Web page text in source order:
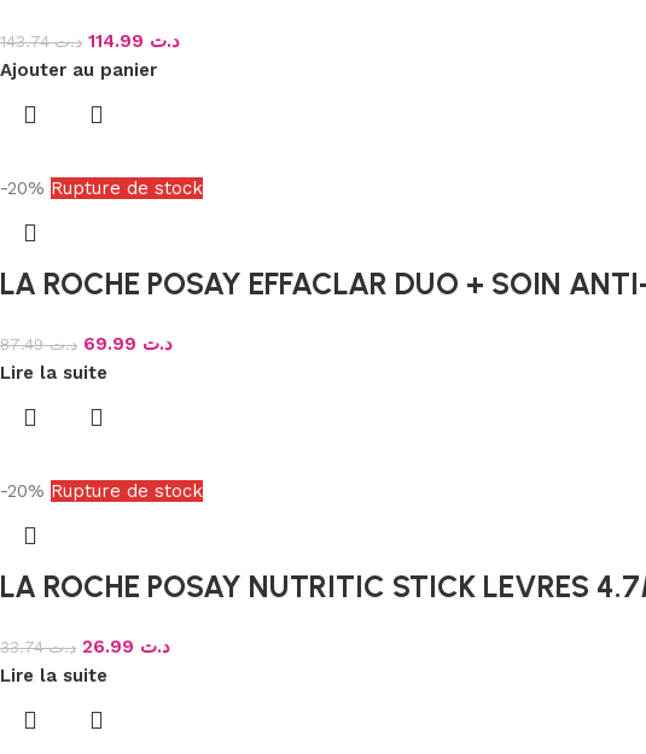
د.ت143.74 د.ت
Ajouter au panier
-20% Rupture de stock
LA ROCHE POSAY EFFACLAR DUO + SOIN
د.ت87.49 د.ت
Lire la suite
-20% Rupture de stock
LA ROCHE POSAY NUTRITIC STICK LEVRES
د.ت33.74 د.ت
Lire la suite